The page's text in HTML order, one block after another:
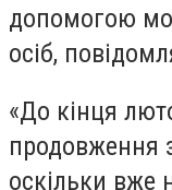
допомогою
осіб,
«До кінця
продовження
оскільки вже